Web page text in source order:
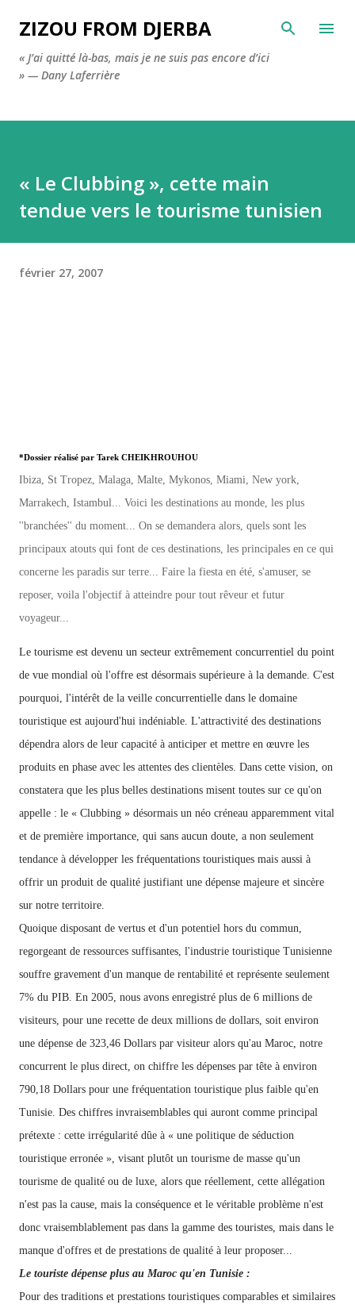
Accéder au contenu principal
ZIZOU FROM DJERBA
« J’ai quitté là-bas, mais je ne suis pas encore d’ici
» — Dany Laferrière
« Le Clubbing », cette main
tendue vers le tourisme tunisien
février 27, 2007
*Dossier réalisé par Tarek CHEIKHROUHOU
Ibiza, St Tropez, Malaga, Malte, Mykonos, Miami, New york,
Marrakech, Istambul... Voici les destinations au monde, les plus
''branchées'' du moment... On se demandera alors, quels sont les
principaux atouts qui font de ces destinations, les principales en ce qui
concerne les paradis sur terre... Faire la fiesta en été, s'amuser, se
reposer, voila l'objectif à atteindre pour tout rêveur et futur
voyageur...
Le tourisme est devenu un secteur extrêmement concurrentiel du point
de vue mondial où l'offre est désormais supérieure à la demande. C'est
pourquoi, l'intérêt de la veille concurrentielle dans le domaine
touristique est aujourd'hui indéniable. L'attractivité des destinations
dépendra alors de leur capacité à anticiper et mettre en œuvre les
produits en phase avec les attentes des clientèles. Dans cette vision, on
constatera que les plus belles destinations misent toutes sur ce qu'on
appelle : le « Clubbing » désormais un néo créneau apparemment vital
et de première importance, qui sans aucun doute, a non seulement
tendance à développer les fréquentations touristiques mais aussi à
offrir un produit de qualité justifiant une dépense majeure et sincère
sur notre territoire.
Quoique disposant de vertus et d'un potentiel hors du commun,
regorgeant de ressources suffisantes, l'industrie touristique Tunisienne
souffre gravement d'un manque de rentabilité et représente seulement
7% du PIB. En 2005, nous avons enregistré plus de 6 millions de
visiteurs, pour une recette de deux millions de dollars, soit environ
une dépense de 323,46 Dollars par visiteur alors qu'au Maroc, notre
concurrent le plus direct, on chiffre les dépenses par tête à environ
790,18 Dollars pour une fréquentation touristique plus faible qu'en
Tunisie. Des chiffres invraisemblables qui auront comme principal
prétexte : cette irrégularité dûe à « une politique de séduction
touristique erronée », visant plutôt un tourisme de masse qu'un
tourisme de qualité ou de luxe, alors que réellement, cette allégation
n'est pas la cause, mais la conséquence et le véritable problème n'est
donc vraisemblablement pas dans la gamme des touristes, mais dans le
manque d'offres et de prestations de qualité à leur proposer...
Le touriste dépense plus au Maroc qu'en Tunisie :
Pour des traditions et prestations touristiques comparables et similaires